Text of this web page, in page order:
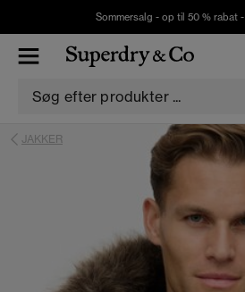
Sommersalg - op til 50 % rabat -
JAKKER